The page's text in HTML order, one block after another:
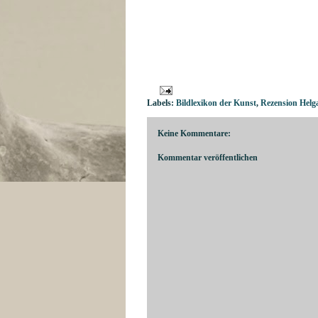
Labels: Bildlexikon der Kunst, Rezension
Keine Kommentare:
Kommentar veröffentlichen